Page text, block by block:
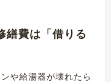
繕費は「借りる
や給湯器が壊れたら